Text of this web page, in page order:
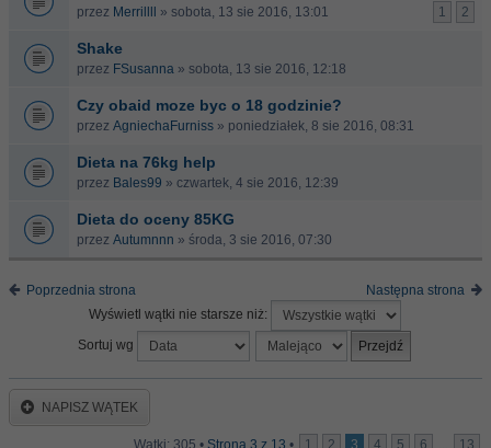
1 2
przez Merrillll » sobota, 13 sie 2016, 13:01
Shake
przez FSusanna » sobota, 13 sie 2016, 12:18
Czy obaid moze byc o 18 godzinie?
przez AgniechaFurniss » poniedziałek, 8 sie 2016, 08:31
Dieta na 76kg help
przez Bales99 » czwartek, 4 sie 2016, 12:39
Dieta do oceny 85KG
przez Autumnnn » środa, 3 sie 2016, 07:30
Poprzednia strona
Następna strona
Wyświetl wątki nie starsze niż:
Sortuj wg
NAPISZ WĄTEK
Wątki: 305 • Strona 3 z 13 • 1 2 3 4 5 6 ... 13